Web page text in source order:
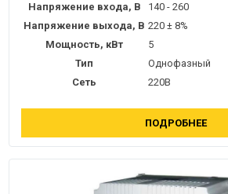
Напряжение входа, В
140 - 260
Напряжение выхода, В 220 ± 8%
Мощность, кВт
5
Тип
Однофазный
Сеть
220В
ПОДРОБНЕЕ